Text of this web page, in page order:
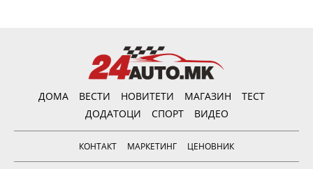
ДОМА ВЕСТИ НОВИТЕТИ МАГАЗИН
ТЕСТ
ДОДАТОЦИ
СПОРТ ВИДЕО
КОНТАКТ МАРКЕТИНГ ЦЕНОВНИК